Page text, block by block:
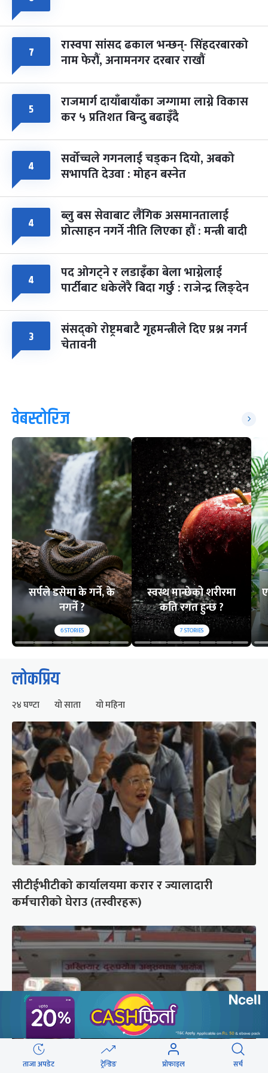
७ रास्वपा सांसद ढकाल भन्छन्- सिंहदरबारको
नाम फेरौं, अनामनगर दरबार राखौं
५ राजमार्ग दायाँबायाँका जग्गामा लाग्ने विकास
कर ५ प्रतिशत बिन्दु बढाइँदै
४ सर्वोच्चले गगनलाई चड्कन दियो, अबको
सभापति देउवा : मोहन बस्नेत
४ ब्लु बस सेवाबाट लैंगिक असमानतालाई
प्रोत्साहन नगर्ने नीति लिएका हौं : मन्त्री बादी
४ पद ओगट्ने र लडाइँका बेला भाग्नेलाई
पार्टीबाट धकेलेरै बिदा गर्छु : राजेन्द्र लिङ्देन
३ संसद्को रोष्ट्रमबाटै गृहमन्त्रीले दिए प्रश्न नगर्न
चेतावनी
वेबस्टोरिज
सर्पले डसेमा के गर्ने, के
नगर्ने ?
6STORIES
स्वस्थ मान्छेको शरीरमा
कति रगत हुन्छ ?
7STORIES
लोकप्रिय
२४ घण्टा यो साता यो महिना
सीटीईभीटीको कार्यालयमा करार र ज्यालादारी
कर्मचारीको घेराउ (तस्वीरहरू)
ताजा अपडेट ट्रेन्डिङ प्रोफाइल सर्च